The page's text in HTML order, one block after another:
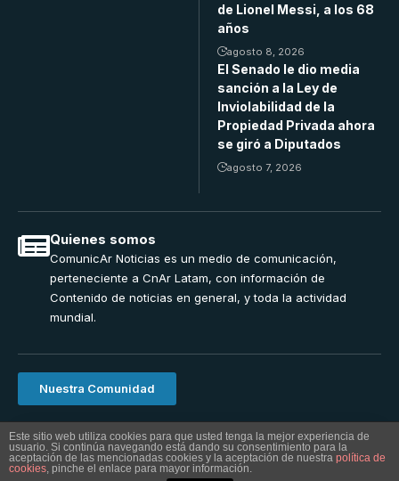
Al utilizar este sitio, usted acepta laPolítica de
PrivacidadyTérminos de Uso.
Accept
de Lionel Messi, a los 68
años
agosto 8, 2026
El Senado le dio media
sanción a la Ley de
Inviolabilidad de la
Propiedad Privada ahora
se giró a Diputados
agosto 7, 2026
Quienes somos
ComunicAr Noticias es un medio de comunicación,
perteneciente a CnAr Latam, con información de
Contenido de noticias en general, y toda la actividad
mundial.
Nuestra Comunidad
ComunicAr Noticias una realizacion de Cnar Latam 2024.
Powered byMS Interactiva
Este sitio web utiliza cookies para que usted tenga la mejor experiencia de
usuario. Si continúa navegando está dando su consentimiento para la
aceptación de las mencionadas cookies y la aceptación de nuestra política de
cookies, pinche el enlace para mayor información.